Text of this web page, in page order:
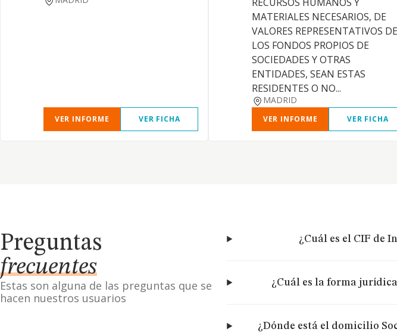
VER INFORME VER FICHA
MATERIALES NECESARIOS, DE
VALORES REPRESENTATIVOS DE
LOS FONDOS PROPIOS DE
SOCIEDADES Y OTRAS
ENTIDADES, SEAN ESTAS
RESIDENTES O NO...
MADRID
VER INFORME VER FICHA
Preguntas
frecuentes
Estas son alguna de las preguntas que se
hacen nuestros usuarios
¿Cuál es el CIF de
¿Cuál es la forma
¿Dónde está el domicilio